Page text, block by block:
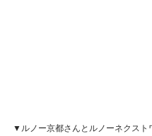
▼ルノー京都さんとルノーネクスト